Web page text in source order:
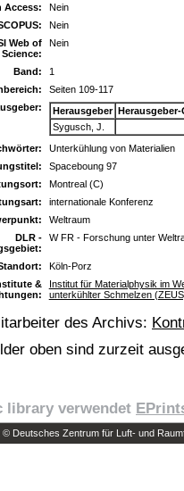
Access:
Nein
Nein
Web of
Science:
Nein
Band:
1
Seiten 109-117
Herausgeber Herausgeber-
Sygusch, J.
Unterkühlung von Materialien
Spaceboung 97
Montreal (C)
internationale Konferenz
Weltraum
DLR -
W FR - Forschung unter
Köln-Porz
&
Institut für Materialphysik im
unterkühlter Schmelzen
des Archivs:
oben sind zurzeit
library verwendet
Deutsches Zentrum für Luft- und